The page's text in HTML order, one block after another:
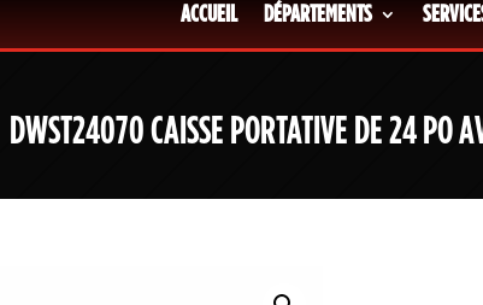
ACCUEIL DÉPARTEMENTS
DWST24070 CAISSE PORTATIVE DE 24 PO